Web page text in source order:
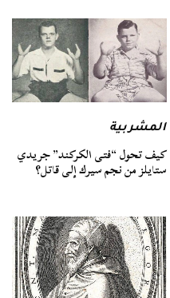
المشربية
كيف تحول “فتى الكركند” جريدي
ستايلز من نجم سيرك إلى قاتل؟